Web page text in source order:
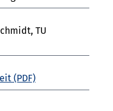
TU